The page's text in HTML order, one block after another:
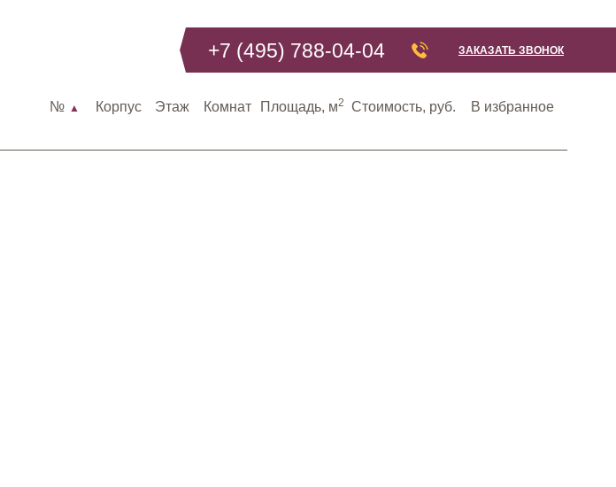
№ Корпус Этаж Комнат Площадь, м2 Стоимость, руб. В избранное
+7 (495) 788-04-04 ЗАКАЗАТЬ ЗВОНОК